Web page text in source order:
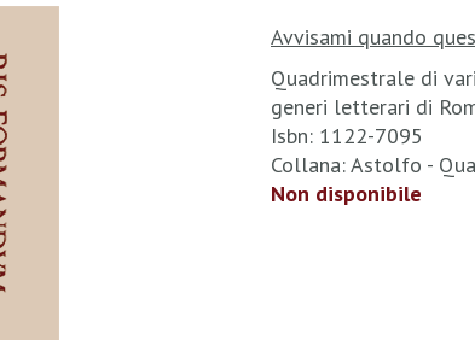
Avvisami quando
Quadrimestrale di
generi letterari di
Isbn: 1122-7095
Collana: Astolfo -
Non disponibile